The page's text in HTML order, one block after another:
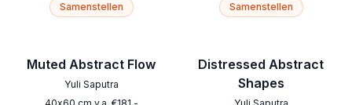
Samenstellen
Muted Abstract Flow
Yuli Saputra
Samenstellen
Distressed Abstract
Shapes